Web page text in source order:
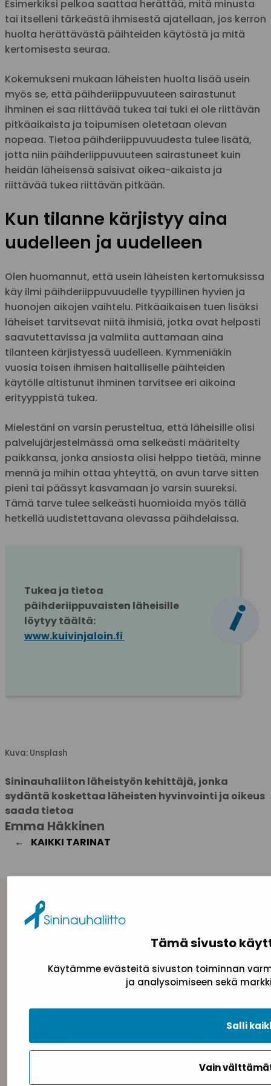
Tämä sivusto
Käytämme evästeitä sivuston toiminnan
ja analysoimiseen sekä
Vain
Salli
Esimerkiksi pelkoa saattaa herättää, mitä minusta
tai itselleni tärkeästä ihmisestä ajatellaan, jos kerron
huolta herättävästä päihteiden käytöstä ja mitä
kertomisesta seuraa.
Kokemukseni mukaan läheisten huolta lisää usein
myös se, että päihderiippuvuuteen sairastunut
ihminen ei saa riittävää tukea tai tuki ei ole riittävän
pitkäaikaista ja toipumisen oletetaan olevan
nopeaa. Tietoa päihderiippuvuudesta tulee lisätä,
jotta niin päihderiippuvuuteen sairastuneet kuin
heidän läheisensä saisivat oikea-aikaista ja
riittävää tukea riittävän pitkään.
Kun tilanne kärjistyy aina
uudelleen ja uudelleen
Olen huomannut, että usein läheisten kertomuksissa
käy ilmi päihderiippuvuudelle tyypillinen hyvien ja
huonojen aikojen vaihtelu. Pitkäaikaisen tuen lisäksi
läheiset tarvitsevat niitä ihmisiä, jotka ovat helposti
saavutettavissa ja valmiita auttamaan aina
tilanteen kärjistyessä uudelleen. Kymmeniäkin
vuosia toisen ihmisen haitalliselle päihteiden
käytölle altistunut ihminen tarvitsee eri aikoina
erityyppistä tukea.
Mielestäni on varsin perusteltua, että läheisille olisi
palvelujärjestelmässä oma selkeästi määritelty
paikkansa, jonka ansiosta olisi helppo tietää, minne
mennä ja mihin ottaa yhteyttä, on avun tarve sitten
pieni tai päässyt kasvamaan jo varsin suureksi.
Tämä tarve tulee selkeästi huomioida myös tällä
hetkellä uudistettavana olevassa päihdelaissa.
Tukea ja tietoa
päihderiippuvaisten läheisille
www.kuivinjaloin.fi
i
Kuva: Unsplash
Sininauhaliiton läheistyön kehittäjä, jonka
sydäntä koskettaa läheisten hyvinvointi ja oikeus
saada tietoa
Emma Häkkinen
KAIKKI TARINAT
Yhteystiedot
Sininauhaliitto (Y-tunnus: 0217042–5)
toimisto@sininauha.fi